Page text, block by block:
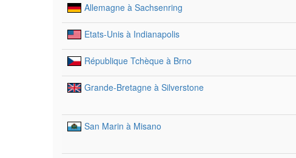
Allemagne à Sachsenring
Etats-Unis à Indianapolis
République Tchèque à Brno
Grande-Bretagne à Silverstone
San Marin à Misano